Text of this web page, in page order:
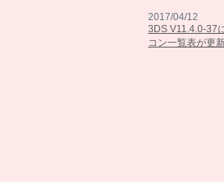
2017/04/12
3DS V11.4.0-37
コン一覧表が更